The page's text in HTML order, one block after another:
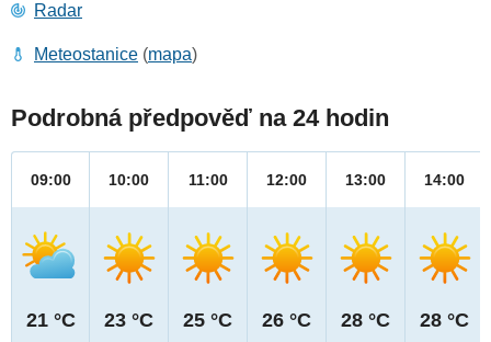
Radar
Meteostanice (mapa)
Podrobná předpověď na 24 hodin
09:00
21 °C
10:00
23 °C
11:00
25 °C
12:00
26 °C
13:00
28 °C
14:00
28 °C